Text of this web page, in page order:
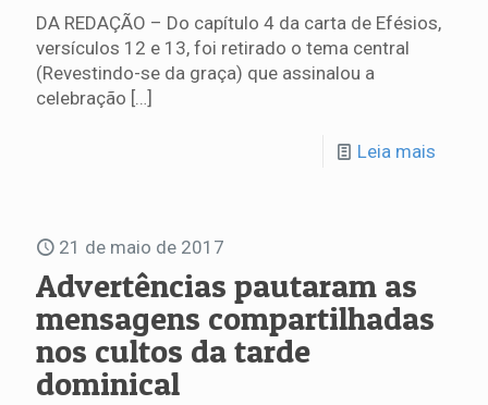
DA REDAÇÃO – Do capítulo 4 da carta de Efésios,
versículos 12 e 13, foi retirado o tema central
(Revestindo-se da graça) que assinalou a
celebração […]
Leia mais
21 de maio de 2017
Advertências pautaram as
mensagens compartilhadas
nos cultos da tarde
dominical